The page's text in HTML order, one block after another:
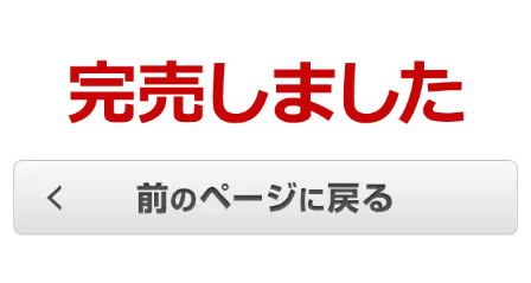
コンパクトで軽量
コンパクトかつ軽量であることが防災時に扱い易いと思いま
す。災害は光の弱い時にも起こることがありますので、ソ－ラ
－パネルはそのような時にも充電できるともっと良いと思いま